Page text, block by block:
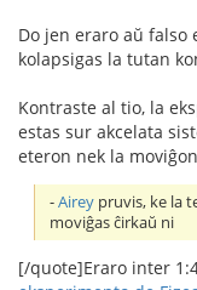
Do jen eraro aŭ
kolapsigas la tutan
Kontraste al tio, la
estas sur akcelata
eteron nek la
-Airey pruvis, ke la
moviĝas ĉirkaŭ ni
[/quote]Eraro inter